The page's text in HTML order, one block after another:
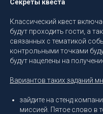
Секреты квеста
Классический квест
будут проходить гости, а
связанных с тематикой
контрольными точками
будут нацелены на
Вариантов таких заданий
зайдите на стенд
миссией. Пятое слово в